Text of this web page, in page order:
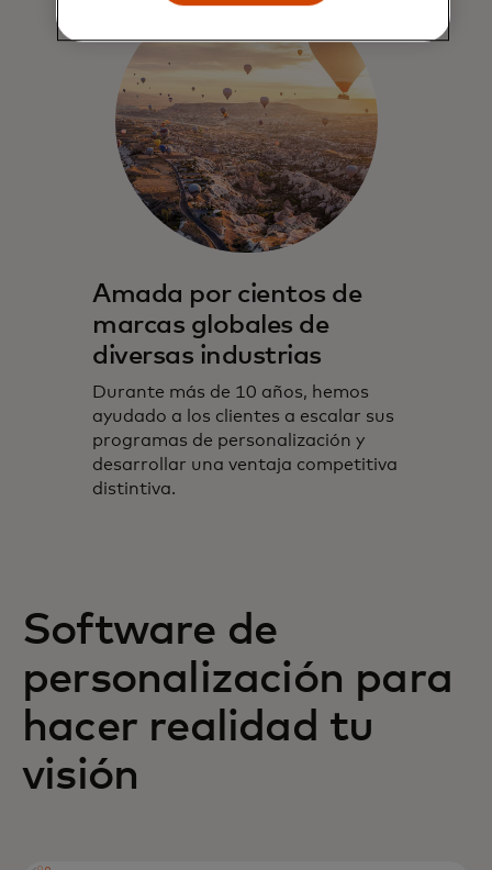
Amada por cientos de
marcas globales de
diversas industrias
Durante más de 10 años, hemos
ayudado a los clientes a escalar sus
programas de personalización y
desarrollar una ventaja competitiva
distintiva.
Software de
personalización para
hacer realidad tu
visión